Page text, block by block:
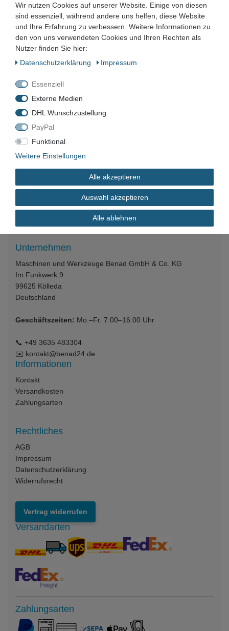
In den Warenkorb
*inkl. ges. MwSt.zzgl.Versandkosten
5x PROMAT 300x20 mm Dreikantfeile
Werkstattfeile DIN7261 Hieb 1 Form C
19,99 € *
In den Warenkorb
*inkl. ges. MwSt.zzgl.Versandkosten
Unternehmen
Maschinen und Werkzeuge Benad GmbH & Co. KG
Im Funkwerk 9
99625 Kölleda
Deutschland
Geschäftszeiten: Mo.–Fr. 7:00–16:00 Uhr
📞 +49 3635 483304
✉️ kontakt@benad24.de
Informationen
Kontakt
Versandkosten
Zahlungsarten
Rechtliches
AGB
Impressum
Datenschutzerklärung
Widerrufsrecht
Vertrag widerrufen
Versandarten
Zahlungsarten
Wir nutzen Cookies auf unserer Website. Einige von diesen
sind essenziell, während andere uns helfen, diese Website
und Ihre Erfahrung zu verbessern. Weitere Informationen zu
den von uns verwendeten Cookies und Ihren Rechten als
Nutzer finden Sie hier:
Daten­schutz­erklärung
Impressum
Essenziell
Externe Medien
DHL Wunschzustellung
PayPal
Funktional
Weitere Einstellungen
Alle akzeptieren
Auswahl akzeptieren
Alle ablehnen